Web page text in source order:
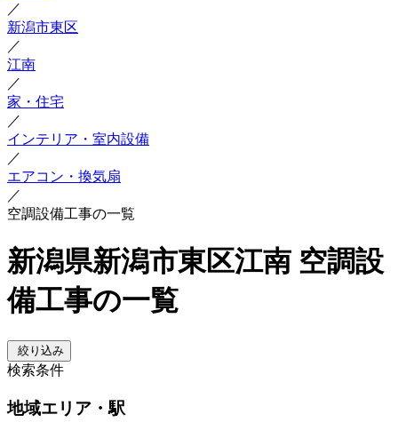
／
新潟市東区
／
江南
／
家・住宅
／
インテリア・室内設備
／
エアコン・換気扇
／
空調設備工事の一覧
新潟県新潟市東区江南 空調設
備工事の一覧
絞り込み
検索条件
地域エリア・駅